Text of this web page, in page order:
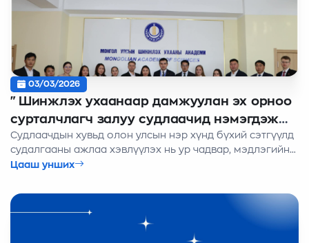
03/03/2026
"Шинжлэх ухаанаар дамжуулан эх орноо
сурталчлагч залуу судлаачид нэмэгдэж
байна" нийтлэл ӨРӨГ.МН сайтад
Судлаачдын хувьд олон улсын нэр хүнд бүхий сэтгүүлд
судалгааны ажлаа хэвлүүлэх нь ур чадвар, мэдлэгийн
чадавхыг илтгэх чухал үзүүлэлт болдог. Энэ утгаараа
судлаачийг шалгаруулан урамшуулдаг уламжлалтай.
Цааш унших